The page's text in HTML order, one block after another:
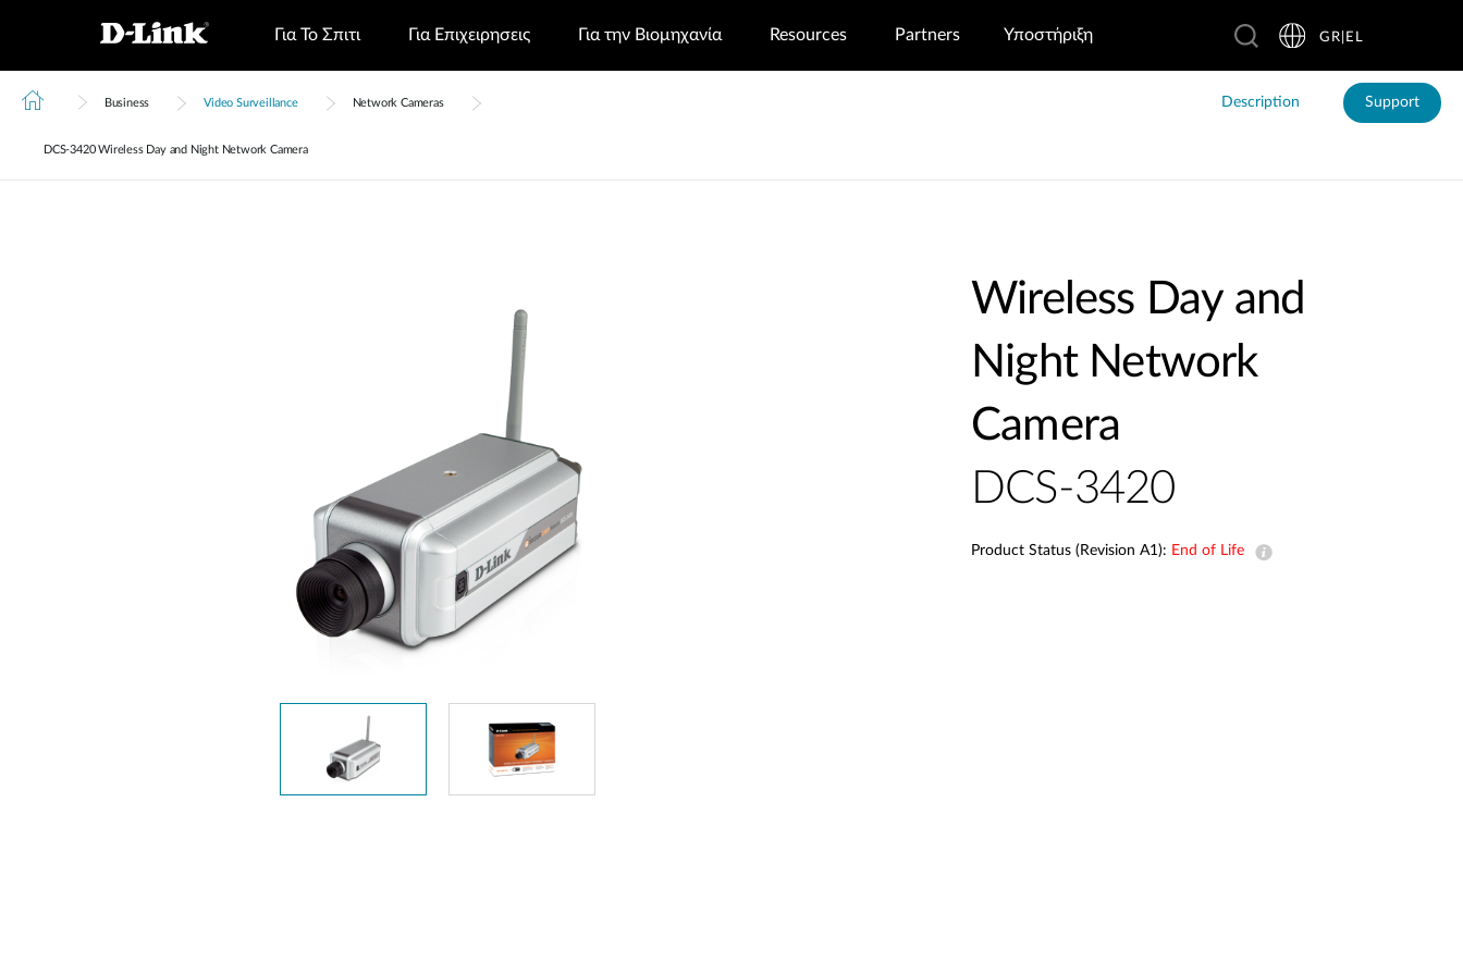
Για Το Σπιτι Για Επιχειρησεις Για την Βιομηχανία Resources Partners Υποστήριξη GR|EL
Business Video Surveillance Network Cameras
DCS‑3420 Wireless Day and Night Network Camera
Description Support
Wireless Day and
Night Network
Camera
DCS-3420
Product Status (Revision A1): End of Life